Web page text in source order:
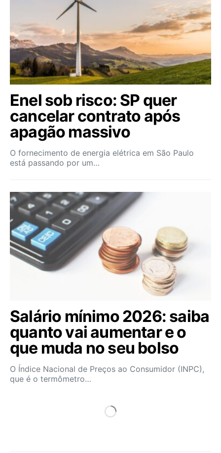
Enel sob risco: SP quer
cancelar contrato após
apagão massivo
O fornecimento de energia elétrica em São Paulo
está passando por um…
Salário mínimo 2026: saiba
quanto vai aumentar e o
que muda no seu bolso
O Índice Nacional de Preços ao Consumidor (INPC),
que é o termômetro…